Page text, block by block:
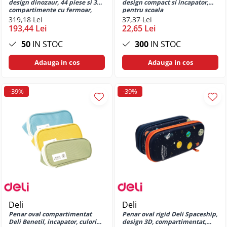
Perforatoare de birou
Huse si protectii pentru iPhone 13
Pro Max
Huse si protectii pentru iPhone 14
Huse si protectii pentru iPhone 14
Plus
Huse si protectii pentru iPhone 14
Huse si protectii pentru iPhone 14
Huse si protectii pentru iPhone 15
Huse si protectii pentru iPhone 15
Huse si protectii pentru iPhone 15
Pro Max
Huse si protectii pentru iPhone 16
Huse si protectii pentru iPhone 16
Plus
design dinozaur, 44 piese si 3
compartimente cu fermoar,
pentru scoala
319,18 Lei
193,44 Lei
50 IN STOC
Adauga in cos
design compact si incapator,
pentru scoala
37,37 Lei
22,65 Lei
300 IN STOC
Adauga in cos
-39%
Deli
Penar oval compartimentat
Deli Benetil, incapator, culori
-39%
Deli
Penar oval rigid Deli Spaceship,
design 3D, compartimentat,